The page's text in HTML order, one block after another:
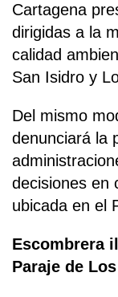
Cartagena
dirigidas a la
calidad
San Isidro y
Del mismo
denunciará la
decisiones en
ubicada en el
Escombrera
Paraje de